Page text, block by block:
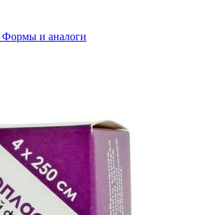
Формы и аналоги